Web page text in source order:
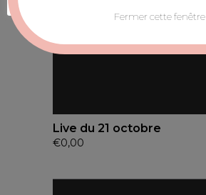
Live du 21 octobre
€0,00
Fermer cette fenêtre